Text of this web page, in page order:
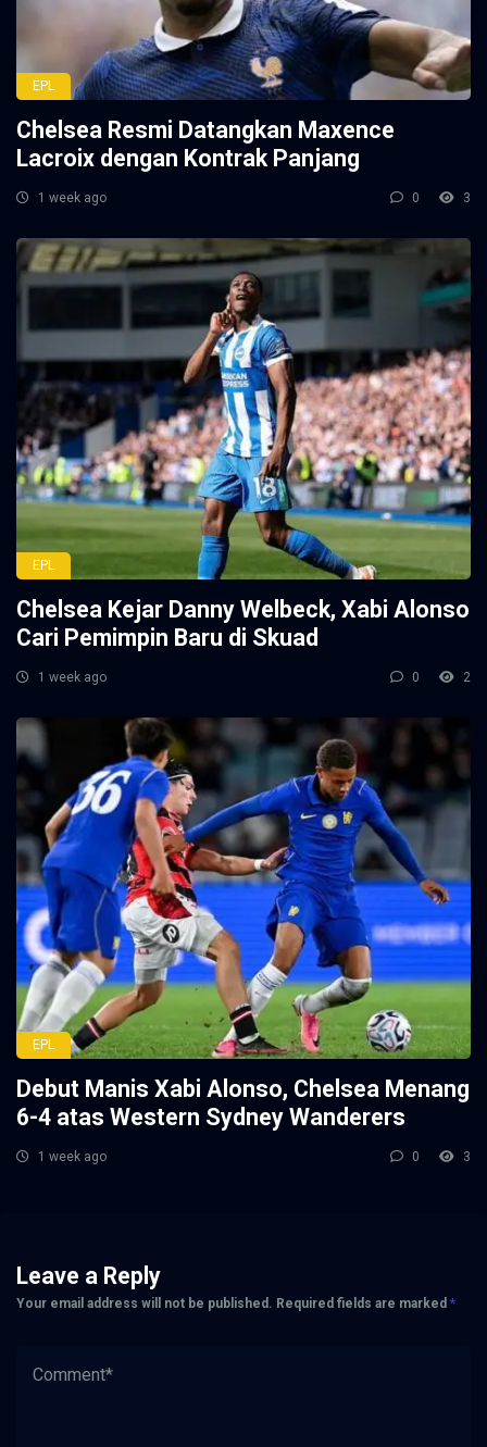
EPL
Chelsea Resmi Datangkan Maxence
Lacroix dengan Kontrak Panjang
1 week ago 0 3
EPL
Chelsea Kejar Danny Welbeck, Xabi Alonso
Cari Pemimpin Baru di Skuad
1 week ago 0 2
EPL
Debut Manis Xabi Alonso, Chelsea Menang
6-4 atas Western Sydney Wanderers
1 week ago 0 3
Leave a Reply
Your email address will not be published. Required fields are marked *